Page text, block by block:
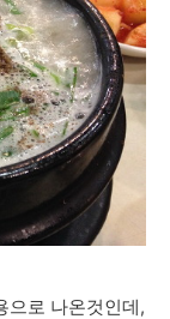
으로 나온것인데,